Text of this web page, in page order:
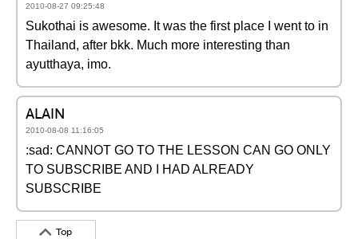
2010-08-27 09:25:48
Sukothai is awesome. It was the first place I went to in
Thailand, after bkk. Much more interesting than
ayutthaya, imo.
ALAIN
2010-08-08 11:16:05
:sad: CANNOT GO TO THE LESSON CAN GO ONLY
TO SUBSCRIBE AND I HAD ALREADY
SUBSCRIBE
Top